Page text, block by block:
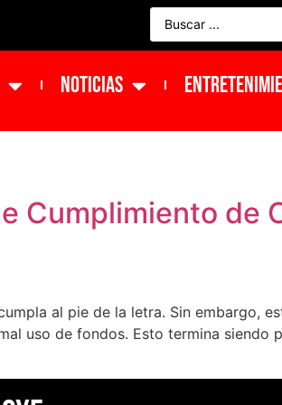
NOTICIAS
Cumplimiento de
al pie de la letra. Sin embargo,
uso de fondos. Esto termina